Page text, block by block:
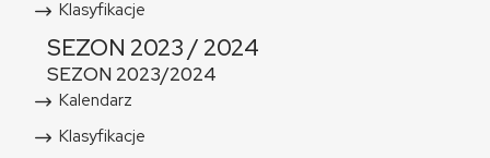
Klasyfikacje
SEZON 2023 / 2024
SEZON 2023/2024
Kalendarz
Klasyfikacje